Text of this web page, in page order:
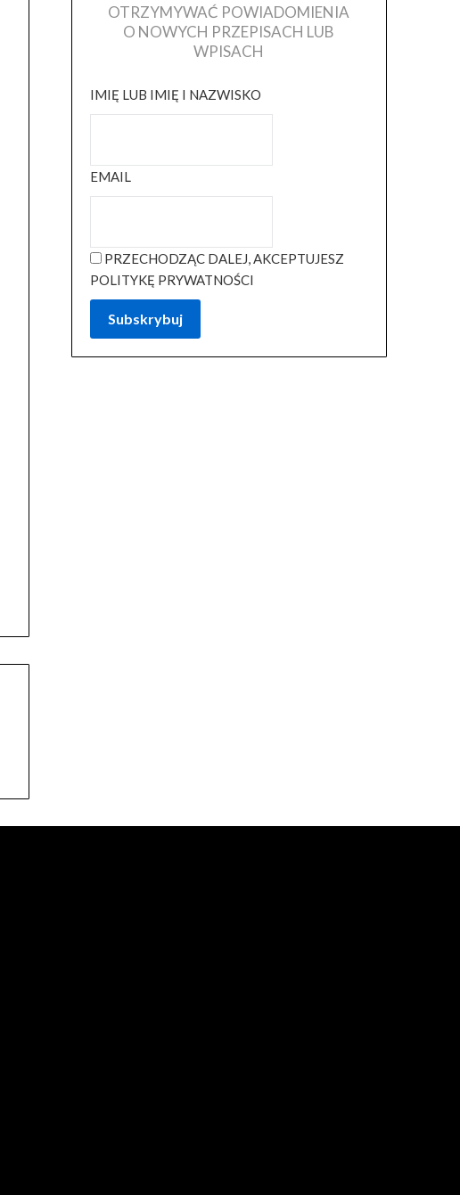
OTRZYMYWAĆ POWIADOMIENIA
O NOWYCH PRZEPISACH LUB
WPISACH
IMIĘ LUB IMIĘ I NAZWISKO
EMAIL
PRZECHODZĄC DALEJ, AKCEPTUJESZ
POLITYKĘ PRYWATNOŚCI